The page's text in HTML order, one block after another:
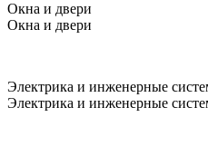
Окна и двери
Окна и двери
Электрика и инженерные
Электрика и инженерные